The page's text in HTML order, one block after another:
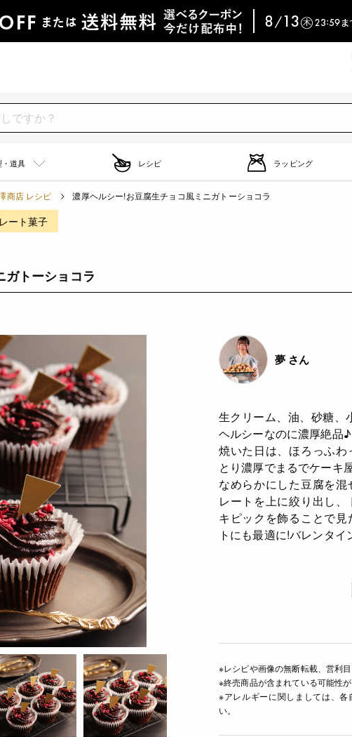
・道具 レシピ ラッピング
商店 レシピ 濃厚ヘルシー!お豆腐生チョコ風ミニガトーショコラ
ート菓子
トーショコラ
夢 さん
生クリーム、油、砂糖、
ヘルシーなのに濃厚絶品♪
焼いた日は、ほろっふ
とり濃厚でまるでケーキ
なめらかにした豆腐を
レートを上に絞り出し
キピックを飾ることで
トにも最適に!バレンタ
※レシピや画像の無断転載、営利
※終売商品が含まれている可能性
※アレルギーに関しましては、
い。